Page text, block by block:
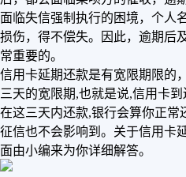
面临失信强制执行的困境，个人
损伤，得不偿失。因此，逾期后
常重要的。
信用卡延期还款是有宽限期限的
三天的宽限期,也就是说,信用卡
在这三天内还款,银行会算你正常
征信也不会影响到。关于信用卡
面由小编来为你详细解答。